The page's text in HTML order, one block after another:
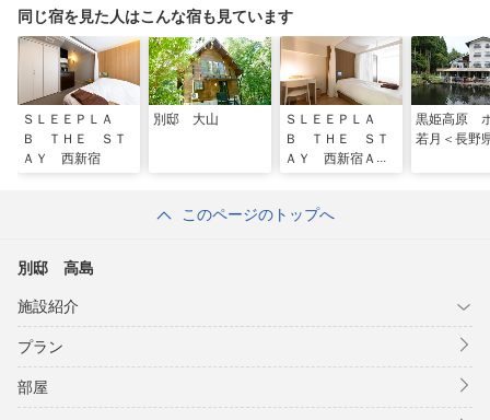
同じ宿を見た人はこんな宿も見ています
ＳＬＥＥＰＬＡ
Ｂ ＴＨＥ ＳＴ
ＡＹ 西新宿
別邸 大山
ＳＬＥＥＰＬＡ
Ｂ ＴＨＥ ＳＴ
ＡＹ 西新宿Ａｎ
黒姫高原
若月＜長野
このページのトップへ
別邸 高島
施設紹介
プラン
部屋